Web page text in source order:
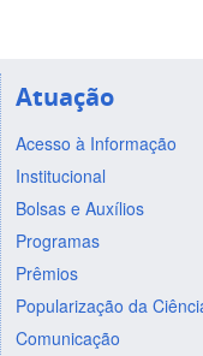
Atuação
Acesso à Informação
Institucional
Bolsas e Auxílios
Programas
Prêmios
Popularização da
Comunicação